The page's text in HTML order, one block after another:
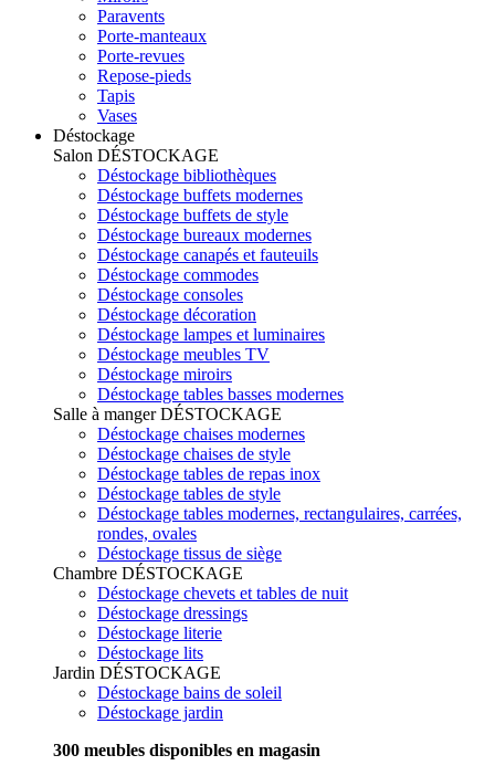
Paravents
Porte-manteaux
Porte-revues
Repose-pieds
Tapis
Vases
Déstockage
Salon DÉSTOCKAGE
Déstockage bibliothèques
Déstockage buffets modernes
Déstockage buffets de style
Déstockage bureaux modernes
Déstockage canapés et fauteuils
Déstockage commodes
Déstockage consoles
Déstockage décoration
Déstockage lampes et luminaires
Déstockage meubles TV
Déstockage miroirs
Déstockage tables basses modernes
Salle à mangerDÉSTOCKAGE
Déstockage chaises modernes
Déstockage chaises de style
Déstockage tables de repas inox
Déstockage tables de style
Déstockage tables modernes, rectangulaires, carrées,
rondes, ovales
Déstockage tissus de siège
Chambre DÉSTOCKAGE
Déstockage chevets et tables de nuit
Déstockage dressings
Déstockage literie
Déstockage lits
Jardin DÉSTOCKAGE
Déstockage bains de soleil
Déstockage jardin
300 meubles disponibles en magasin